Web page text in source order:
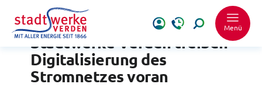
Menü
Energie im Fokus
Stadtwerke Verden treiben
Digitalisierung des
Stromnetzes voran